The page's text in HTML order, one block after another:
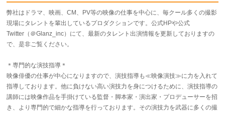
弊社はドラマ、映画、CM、PV等の映像の仕事を中心に、毎クール多くの撮影
現場にタレントを輩出しているプロダクションです。公式HPや公式
Twitter（＠Glanz_inc）にて、最新のタレント出演情報を更新しておりますの
で、是非ご覧ください。
＊専門的な演技指導＊
映像俳優の仕事が中心になりますので、演技指導も≪映像演技≫に力を入れて
指導しております。他に負けない高い演技力を身につけるために、演技指導の
講師には映像作品を手掛けている監督・脚本家・演出家・プロデューサーを招
き、より専門的で細かな指導を行っております。その演技力を武器に多くの撮